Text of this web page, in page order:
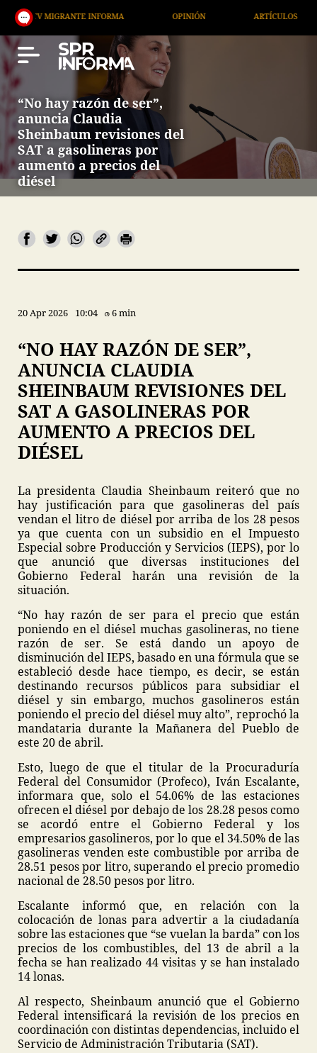
INFORMA OPINIÓN ARTÍCULOS ARTE /
“No hay razón de ser”,
anuncia Claudia
Sheinbaum revisiones del
SAT a gasolineras por
aumento a precios del
diésel
20 Apr 2026 10:04 6 min
“NO HAY RAZÓN DE SER”,
ANUNCIA CLAUDIA
SHEINBAUM REVISIONES DEL
SAT A GASOLINERAS POR
AUMENTO A PRECIOS DEL
DIÉSEL
La presidenta Claudia Sheinbaum reiteró que no
hay justificación para que gasolineras del país
vendan el litro de diésel por arriba de los 28 pesos
ya que cuenta con un subsidio en el Impuesto
Especial sobre Producción y Servicios (IEPS), por lo
que anunció que diversas instituciones del
Gobierno Federal harán una revisión de la
situación.
“No hay razón de ser para el precio que están
poniendo en el diésel muchas gasolineras, no tiene
razón de ser. Se está dando un apoyo de
disminución del IEPS, basado en una fórmula que se
estableció desde hace tiempo, es decir, se están
destinando recursos públicos para subsidiar el
diésel y sin embargo, muchos gasolineros están
poniendo el precio del diésel muy alto”, reprochó la
mandataria durante la Mañanera del Pueblo de
este 20 de abril.
Esto, luego de que el titular de la Procuraduría
Federal del Consumidor (Profeco), Iván Escalante,
informara que, solo el 54.06% de las estaciones
ofrecen el diésel por debajo de los 28.28 pesos como
se acordó entre el Gobierno Federal y los
empresarios gasolineros, por lo que el 34.50% de las
gasolineras venden este combustible por arriba de
28.51 pesos por litro, superando el precio promedio
nacional de 28.50 pesos por litro.
Escalante informó que, en relación con la
colocación de lonas para advertir a la ciudadanía
sobre las estaciones que “se vuelan la barda” con los
precios de los combustibles, del 13 de abril a la
fecha se han realizado 44 visitas y se han instalado
14 lonas.
Al respecto, Sheinbaum anunció que el Gobierno
Federal intensificará la revisión de los precios en
coordinación con distintas dependencias, incluido el
Servicio de Administración Tributaria (SAT).